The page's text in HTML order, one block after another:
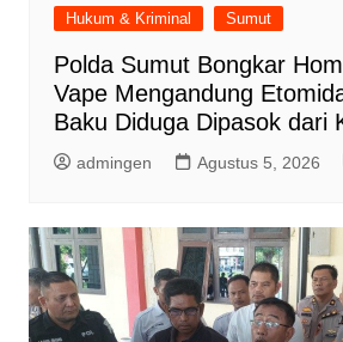
Hukum & Kriminal Sumut
Polda Sumut Bongkar
Vape Mengandung
Baku Diduga Dipasok dari
admingen Agustus 5, 2026